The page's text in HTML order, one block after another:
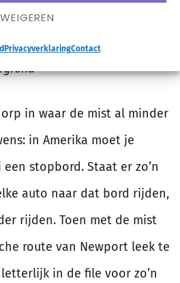
WEIGEREN
PrivacyverklaringContact
in waar de mist al minder
in Amerika moet je
stopbord. Staat er zo’n
auto naar dat bord rijden,
rijden. Toen met de mist
route van Newport leek te
in de file voor zo’n